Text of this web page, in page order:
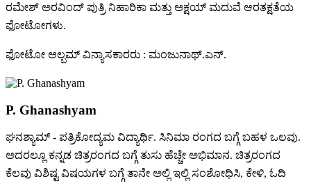
ರಮೇಶ್ ಅರವಿಂದ್ ಪುತ್ರಿ ನಿಹಾರಿಕಾ ಮತ್ತು ಅಕ್ಷಯ್ ಮದುವೆ ಆರತಕ್ಷತೆಯ
ಫೋಟೋಗಳು.
ಫೋಟೋ ಆಲ್ಬಮ್ ವಿನ್ಯಾಸಕಾರರು : ಮಂಜುನಾಥ್.ಎನ್.
P. Ghanashyam
ಘನಶ್ಯಾಮ್ - ಪತ್ರಿಕೋದ್ಯಮ ವಿದ್ಯಾರ್ಥಿ. ಸಿನಿಮಾ ರಂಗದ ಬಗ್ಗೆ ಬಹಳ ಒಲವು.
ಅದರಲ್ಲೂ ಕನ್ನಡ ಚಿತ್ರರಂಗದ ಬಗ್ಗೆ ತುಸು ಹೆಚ್ಚೇ ಅಭಿಮಾನ. ಚಿತ್ರರಂಗದ
ಕೆಲವು ವಿಶಿಷ್ಟ ವಿಷಯಗಳ ಬಗ್ಗೆ ತಾನೇ ಅಲ್ಲಿ ಇಲ್ಲಿ ಸಂಶೋಧಿಸಿ, ಕೇಳಿ, ಓದಿ